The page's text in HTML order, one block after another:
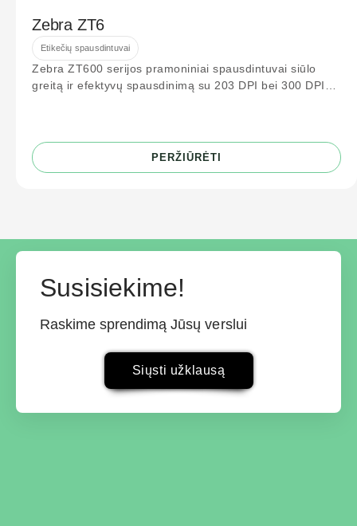
Zebra ZT6
Etikečių spausdintuvai
Zebra ZT600 serijos pramoniniai spausdintuvai siūlo
greitą ir efektyvų spausdinimą su 203 DPI bei 300 DPI
PERŽIŪRĖTI
Susisiekime!
Raskime sprendimą Jūsų verslui
Siųsti užklausą